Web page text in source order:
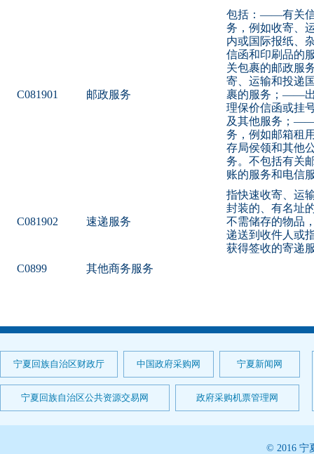
C081901 邮政服务
包括：——有关
务，例如收寄、
内或国际报纸、
信函和印刷品
关包裹的邮政服
寄、运输和投递
裹的服务；——
理保价信函或挂
及其他服务；
务，例如邮箱租
存局侯领和其他
务。不包括有关
账的服务和电信
C081902 速递服务
指快速收寄、运
封装的、有名址
不需储存的物品
递送到收件人或
获得签收的寄递
C0899
其他商务服务
宁夏回族自治区财政厅 中国政府采购网 宁夏新闻网
宁夏回族自治区公共资源交易网 政府采购机票管理网
© 2016 宁